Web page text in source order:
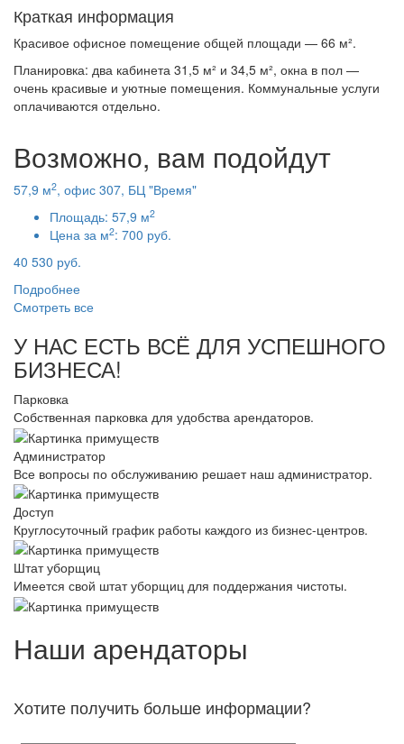
Краткая информация
Красивое офисное помещение общей площади — 66 м².
Планировка: два кабинета 31,5 м² и 34,5 м², окна в пол —
очень красивые и уютные помещения. Коммунальные услуги
оплачиваются отдельно.
Возможно, вам подойдут
57,9 м2, офис 307, БЦ "Время"
Площадь: 57,9 м2
Цена за м2: 700 руб.
40 530 руб.
Подробнее
Смотреть все
У НАС ЕСТЬ ВСЁ ДЛЯ УСПЕШНОГО
БИЗНЕСА!
Парковка
Собственная парковка для удобства арендаторов.
Администратор
Все вопросы по обслуживанию решает наш администратор.
Доступ
Круглосуточный график работы каждого из бизнес-центров.
Штат уборщиц
Имеется свой штат уборщиц для поддержания чистоты.
Наши арендаторы
Хотите получить больше информации?